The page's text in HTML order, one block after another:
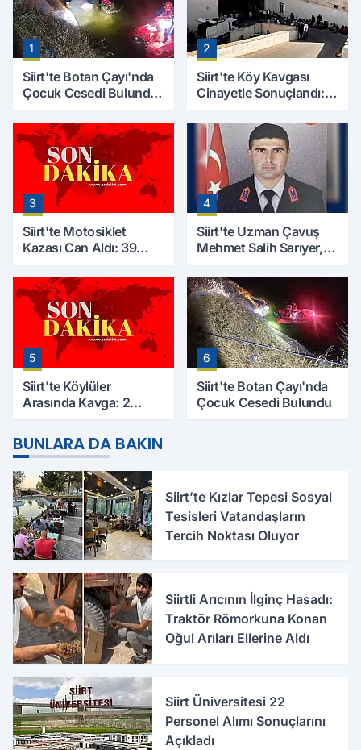
1
Siirt'te Botan Çayı'nda
Çocuk Cesedi Bulundu:
Çalışmaları Başlıyor
2
Siirt'te Köy Kavgası
Cinayetle Sonuçlandı:
Kaybetti
3
Siirt'te Motosiklet
Kazası Can Aldı: 39
Hayatını Kaybetti
4
Siirt'te Uzman Çavuş
Mehmet Salih Sarıyer,
5
Siirt'te Köylüler
Arasında Kavga: 2
Ağır
6
Siirt'te Botan Çayı'nda
Çocuk Cesedi Bulundu
BUNLARA DA BAKIN
Siirt’te Kızlar Tepesi Sosyal
Tesisleri Vatandaşların
Tercih Noktası Oluyor
Siirtli Arıcının İlginç Hasadı:
Traktör Römorkuna Konan
Oğul Arıları Ellerine Aldı
Siirt Üniversitesi 22
Personel Alımı Sonuçlarını
Açıkladı